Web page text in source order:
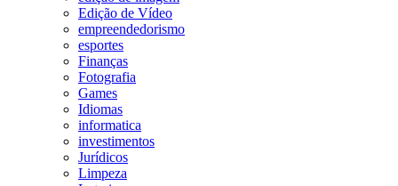
Edição de Vídeo
empreendedorismo
esportes
Finanças
Fotografia
Games
Idiomas
informatica
investimentos
Jurídicos
Limpeza